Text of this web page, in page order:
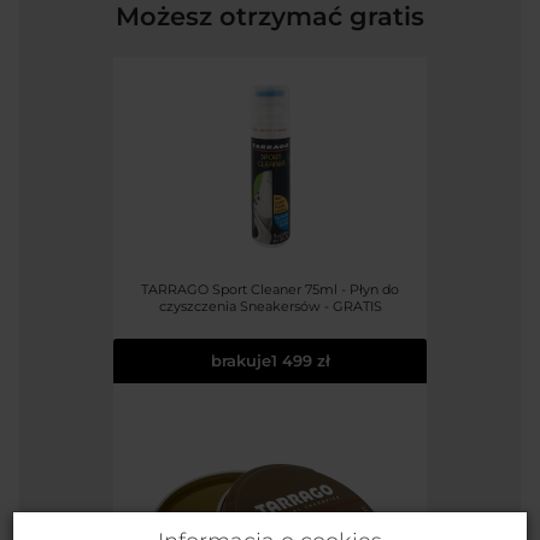
Możesz otrzymać gratis
TARRAGO Sport Cleaner 75ml - Płyn do
czyszczenia Sneakersów - GRATIS
brakuje1 499 zł